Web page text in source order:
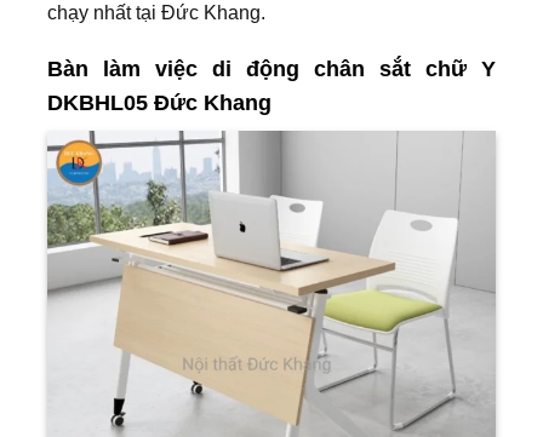
chạy nhất tại Đức Khang.
Bàn làm việc di động chân sắt chữ Y
DKBHL05 Đức Khang